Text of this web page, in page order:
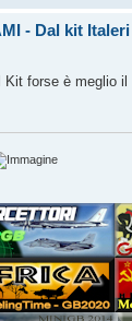
- Dal kit Italeri
forse è meglio